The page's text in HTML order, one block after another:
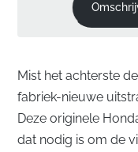
Mist het achterste
fabriek-nieuwe
Deze originele
dat nodig is om de